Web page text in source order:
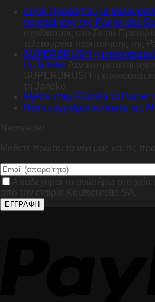
Σειρά Προσώπου με
περιποίησης της Panier des
σχολιασμός
στο Σειρά
τελετουργία περιποίησης της
SUPERBRUSH η
τη Janeke Δεν επιτρέπεται
SUPERBRUSH η
τη Janeke
Ήρθαν στην Ελλάδα τα Panier
Nέο επαγγελματικό make up,
Newsletter
Μάθετε πρώτοι τα νέα μας και τις
Αποδέχομαι τα ανωτέρω
από την εταιρία Koutsourelis SA.